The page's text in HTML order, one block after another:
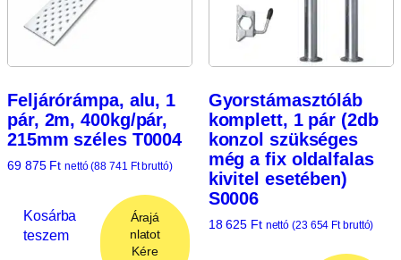
Feljárórámpa, alu, 1
pár, 2m, 400kg/pár,
215mm széles T0004
69 875 Ft nettó (88 741 Ftbruttó)
Kosárba
teszem
Árajá
nlatot
Kére
Gyorstámasztóláb
komplett, 1 pár (2db
konzol szükséges
még a fix oldalfalas
kivitel esetében)
S0006
18 625 Ft nettó (23 654 Ftbruttó)